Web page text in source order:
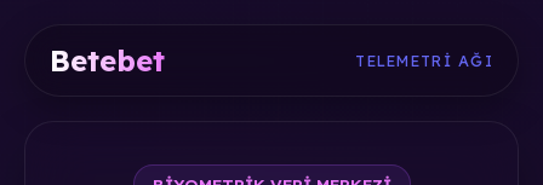
Betebet TELEMETRI AĞI